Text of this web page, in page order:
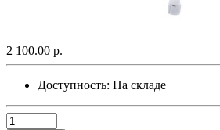
2 100.00 р.
Доступность: На складе